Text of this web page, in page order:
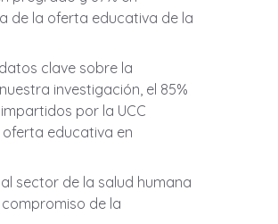
de la oferta educativa de la
clave sobre la
investigación, el 85%
por la UCC
educativa en
sector de la salud humana
de la